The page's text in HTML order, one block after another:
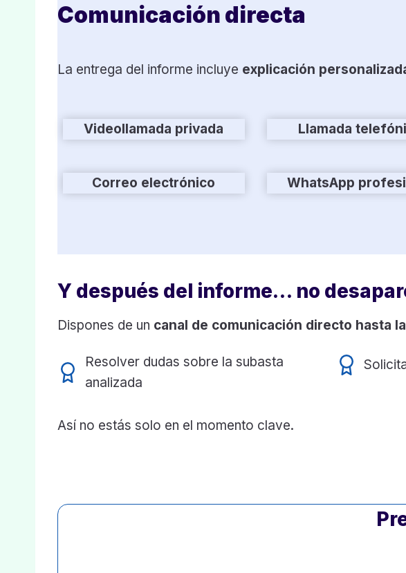
Comunicación directa
La entrega del informe incluye explicación
Videollamada privada Llamada
Correo electrónico WhatsApp
Y después del informe… no
Dispones de un canal de comunicación directo hasta
Resolver dudas sobre la subasta
analizada
Así no estás solo en el momento clave.